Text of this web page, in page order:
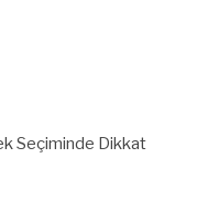
Seçiminde Dikkat